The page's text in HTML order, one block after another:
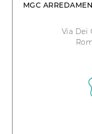
MGC
Via Dei